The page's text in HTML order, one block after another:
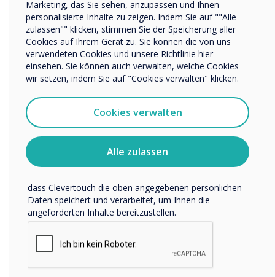
Marketing, das Sie sehen, anzupassen und Ihnen
personalisierte Inhalte zu zeigen. Indem Sie auf ""Alle
zulassen"" klicken, stimmen Sie der Speicherung aller
Cookies auf Ihrem Gerät zu. Sie können die von uns
verwendeten Cookies und unsere Richtlinie hier
einsehen. Sie können auch verwalten, welche Cookies
wir setzen, indem Sie auf "Cookies verwalten" klicken.
Cookies verwalten
Alle zulassen
Wir möchten Sie gerne per E-Mail, Telefon oder Post
bezüglich unserer Produkte und Dienstleistungen
kontaktieren.
Ich bin damit einverstanden, Mitteilungen von
Sie können diese Benachrichtigungen jederzeit
abbestellen. Weitere Informationen zum Abbestellen, zu
unseren Datenschutzverfahren und dazu, wie wir Ihre
Privatsphäre schützen und respektieren, finden Sie in
unserer Datenschutzrichtlinie.
dass Clevertouch die oben angegebenen persönlichen
Daten speichert und verarbeitet, um Ihnen die
angeforderten Inhalte bereitzustellen.